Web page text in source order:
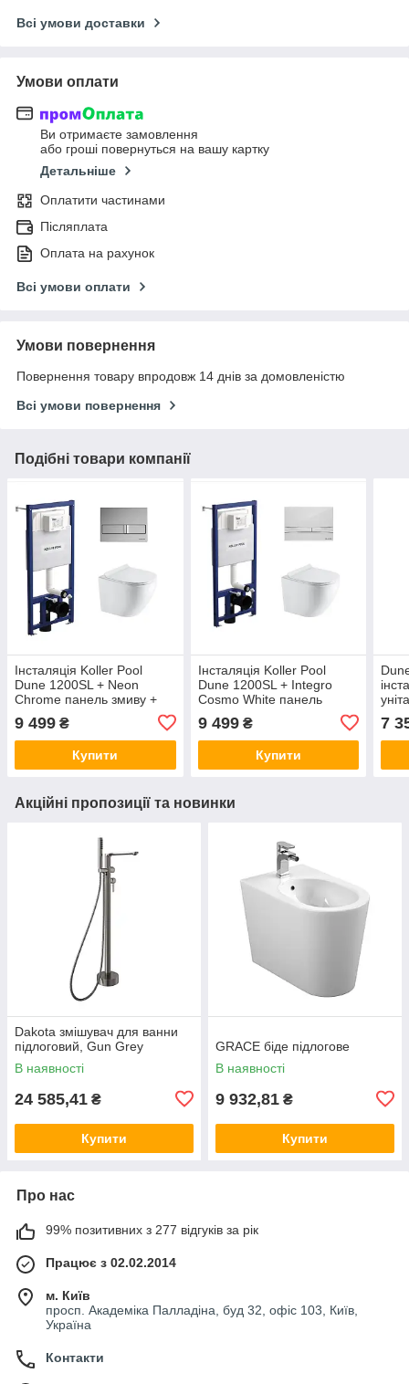
Всі умови доставки
Умови оплати
Ви отримаєте замовлення
або гроші повернуться на вашу картку
Детальніше
Оплатити частинами
Післяплата
Оплата на рахунок
Всі умови оплати
Умови повернення
Повернення товару впродовж 14 днів за домовленістю
Всі умови повернення
Подібні товари компанії
Інсталяція Koller Pool
Dune 1200SL + Neon
Chrome панель змиву +
Smart Tornado 3,0
9 499 ₴
Купити
Інсталяція Koller Pool
Dune 1200SL + Integro
Cosmo White панель
Round Smart Tornado 3,0
9 499₴
Купити
7
Акційні пропозиції та новинки
Dakota змішувач для ванни
підлоговий, Gun Grey
В наявності
24 585,41 ₴
Купити
GRACE біде підлогове
В наявності
9 932,81 ₴
Купити
Про нас
99% позитивних з 277 відгуків за рік
Працює з 02.02.2014
м. Київ
просп. Академіка Палладіна, буд 32, офіс 103, Київ,
Україна
Контакти